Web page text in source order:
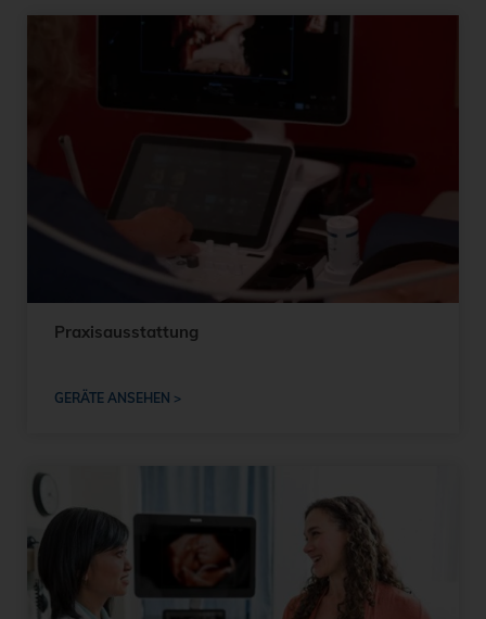
Praxisausstattung
GERÄTE ANSEHEN >